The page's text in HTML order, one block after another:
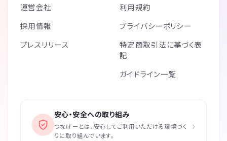
運営会社
採用情報
プレスリリース
利用規約
プライバシーポリシー
特定商取引法に基づく表
記
ガイドライン一覧
安心・安全への取り組み
つなげーとは、安心してご利用いただける環境づく
りに取り組んでいます。
›